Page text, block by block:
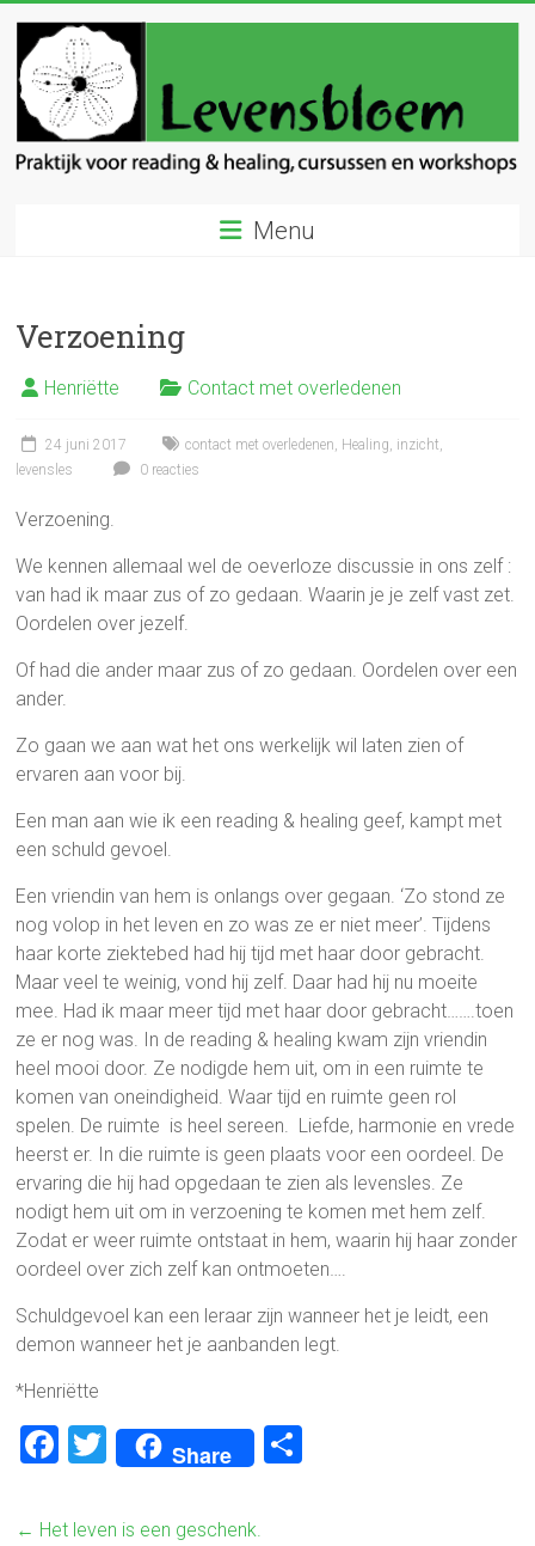
inhoud
Levensbloem
en
Menu
Verzoening
Henriëtte Contact met overledenen
24 juni 2017 contact met overledenen, Healing, inzicht,
levensles
0 reacties
Verzoening.
We kennen allemaal wel de oeverloze discussie in ons zelf :
van had ik maar zus of zo gedaan. Waarin je je zelf vast zet.
Oordelen over jezelf.
Of had die ander maar zus of zo gedaan. Oordelen over een
ander.
Zo gaan we aan wat het ons werkelijk wil laten zien of
ervaren aan voor bij.
Een man aan wie ik een reading & healing geef, kampt met
een schuld gevoel.
Een vriendin van hem is onlangs over gegaan. ‘Zo stond ze
nog volop in het leven en zo was ze er niet meer’. Tijdens
haar korte ziektebed had hij tijd met haar door gebracht.
Maar veel te weinig, vond hij zelf. Daar had hij nu moeite
mee. Had ik maar meer tijd met haar door gebracht…….toen
ze er nog was. In de reading & healing kwam zijn vriendin
heel mooi door. Ze nodigde hem uit, om in een ruimte te
komen van oneindigheid. Waar tijd en ruimte geen rol
spelen. De ruimte is heel sereen. Liefde, harmonie en vrede
heerst er. In die ruimte is geen plaats voor een oordeel. De
ervaring die hij had opgedaan te zien als levensles. Ze
nodigt hem uit om in verzoening te komen met hem zelf.
Zodat er weer ruimte ontstaat in hem, waarin hij haar zonder
oordeel over zich zelf kan ontmoeten….
Schuldgevoel kan een leraar zijn wanneer het je leidt, een
demon wanneer het je aanbanden legt.
*Henriëtte
F
ce
T
wi
tt
Share
← Het leven is een geschenk.